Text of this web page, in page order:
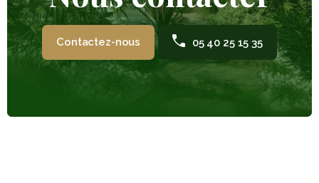
Contactez-nous 05 40 25 15 35